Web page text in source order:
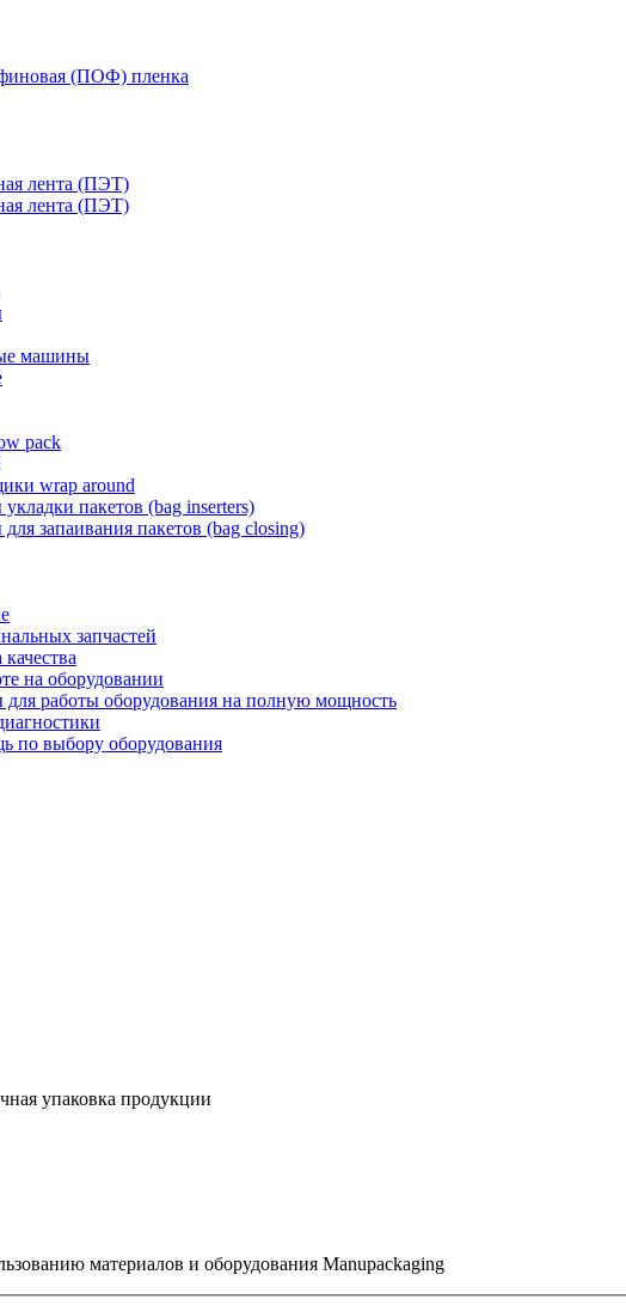
(ПОФ) пленка
лента (ПЭТ)
лента (ПЭТ)
машины
pack
wrap around
пакетов (bag inserters)
запаивания пакетов (bag closing)
запчастей
на оборудовании
для работы оборудования на полную мощность
по выбору оборудования
упаковка продукции
материалов и оборудования Manupackaging